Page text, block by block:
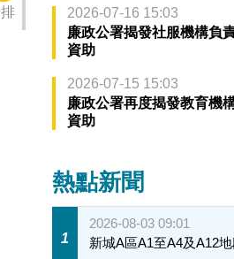
2026-07-16 15:03
廉政公署揭發社服機構負
資助
2026-07-15 15:03
廉政公署再度揭發教育機
資助
熱點新聞
1
2026-08-03 09:01
新城A區A1至A4及A12